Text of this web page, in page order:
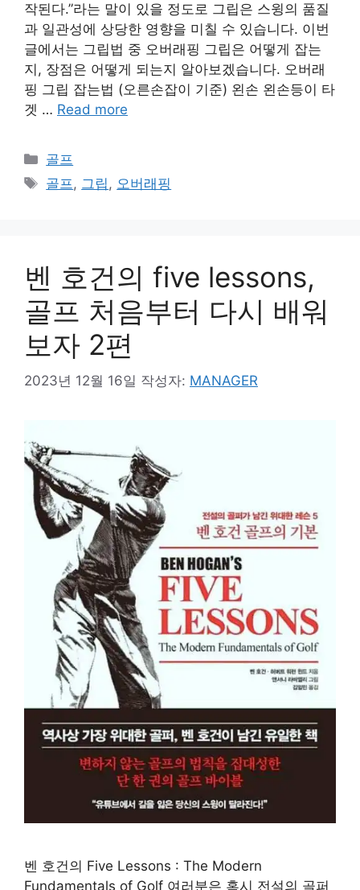
작된다.”라는 말이 있을 정도로 그립은 스윙의 품질
과 일관성에 상당한 영향을 미칠 수 있습니다. 이번
글에서는 그립법 중 오버래핑 그립은 어떻게 잡는
지, 장점은 어떻게 되는지 알아보겠습니다. 오버래
핑 그립 잡는법 (오른손잡이 기준) 왼손 왼손등이 타
겟 … Read more
카
테
골프
태
골프, 그립, 오버래핑
벤 호건의 five lessons,
골프 처음부터 다시 배워
보자 2편
2023년 12월 16일 작성자: MANAGER
벤 호건의 Five Lessons : The Modern
Fundamentals of Golf 여러분은 혹시 전설의 골퍼